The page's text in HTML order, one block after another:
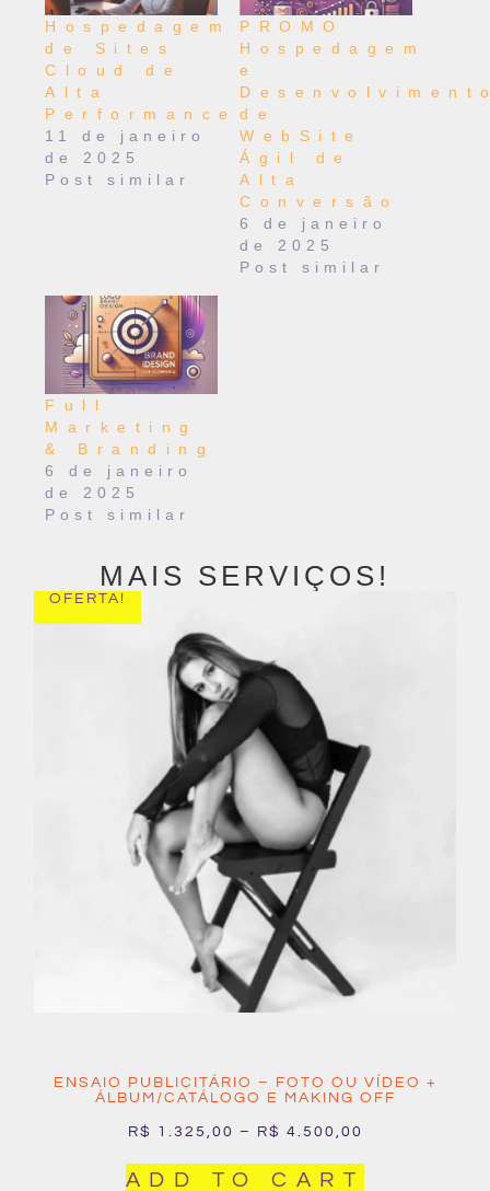
Hospedagem
de Sites
Cloud de
Alta
Performance
11 de janeiro
de 2025
Post similar
PROMO
Hospedagem
e
de
WebSite
Ágil de
Alta
Conversão
6 de janeiro
de 2025
Post similar
Full
Marketing
& Branding
6 de janeiro
de 2025
Post similar
MAIS SERVIÇOS!
OFERTA!
ENSAIO PUBLICITÁRIO – FOTO OU VÍDEO +
ÁLBUM/CATÁLOGO E MAKING OFF
R$ 1.325,00 – R$ 4.500,00
ADD TO CART